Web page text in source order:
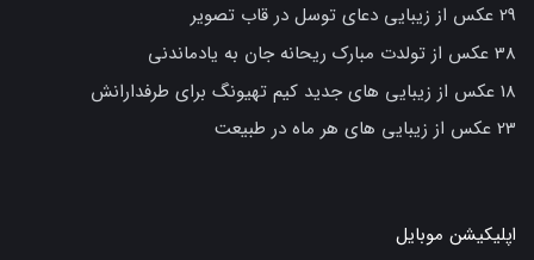
29 عکس از زیبایی دعای توسل در قاب تصویر
38 عکس از تولدت مبارک ریحانه جان به یادماندنی
18 عکس از زیبایی های جدید کیم تهیونگ برای طرفدارانش
23 عکس از زیبایی های هر ماه در طبیعت
اپلیکیشن موبایل